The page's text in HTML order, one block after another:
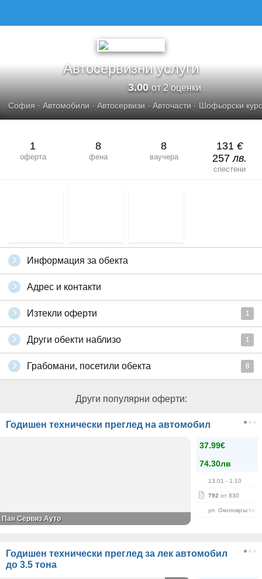
Автосервизни услуги
3.00от 2 оценки
София ·Автомобили ·Автосервизи ·Авточасти · Шофьорски
1
оферта
8
фена
8
ваучера
131 €
257лв.
спестени
Информация за обекта
Адрес и контакти
Изтекли оферти 1
Други обекти наблизо 1
Грабомани, посетили обекта 8
Други популярни оферти:
Годишен технически преглед на автомобил
37.99€
74.30лв
13.01 - 1.10
792 от 830
ул. Околовръстен
Пан Сервиз Ауто
Годишен технически преглед за лек автомобил
до 3.5 тона